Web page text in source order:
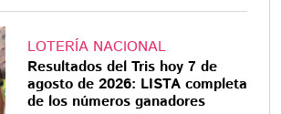
LOTERÍA NACIONAL
Resultados del Tris hoy 7 de
agosto de 2026: LISTA completa
de los números ganadores